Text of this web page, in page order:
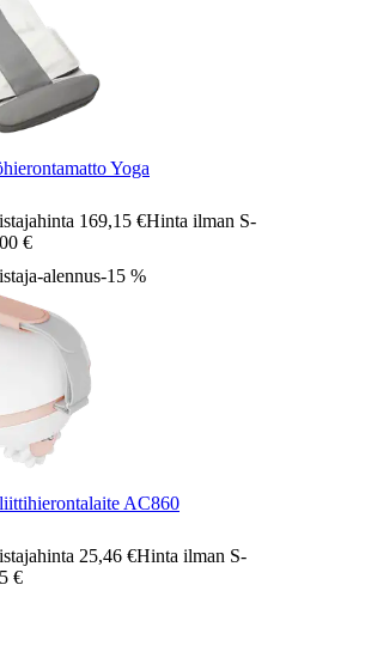
Yoga
169,15 €Hinta ilman S-
€
alennus-15 %
AC860
25,46 €Hinta ilman S-
€